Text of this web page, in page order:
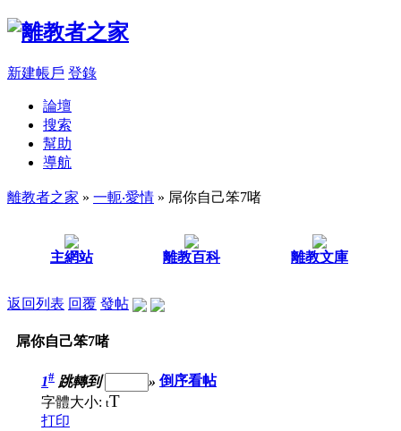
新建帳戶 登錄
論壇
搜索
幫助
導航
離教者之家 » 一軛‧愛情 » 屌你自己笨7啫
主網站 離教百科 離教文庫
返回列表 回覆 發帖
屌你自己笨7啫
1# 跳轉到 » 倒序看帖
字體大小: tT
打印